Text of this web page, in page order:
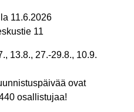
11.6.2026
11
13.8., 27.-29.8., 10.9.
ovat
osallistujaa!